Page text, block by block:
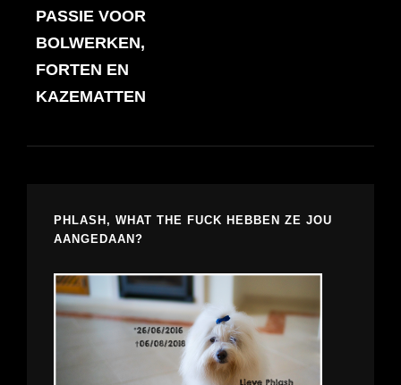
navigatie
POST
PASSIE VOOR
BOLWERKEN,
FORTEN EN
KAZEMATTEN
PHLASH, WHAT THE FUCK HEBBEN ZE JOU
AANGEDAAN?